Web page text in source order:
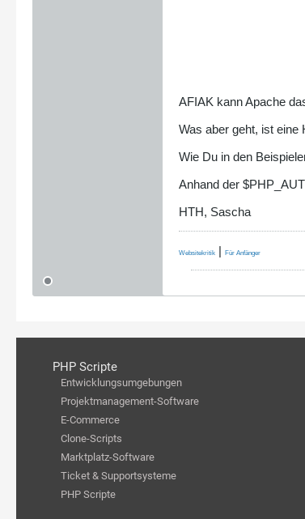
AFIAK kann Apache
Was aber geht, ist eine
Wie Du in den
Anhand der
HTH, Sascha
Websitekritik | Für Anfänger
PHP Scripte
Entwicklungsumgebungen
Projektmanagement-Software
E-Commerce
Clone-Scripts
Marktplatz-Software
Ticket & Supportsysteme
PHP Scripte